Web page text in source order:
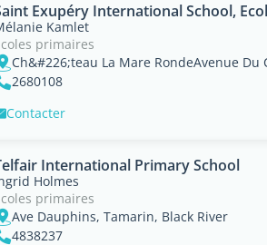
Exupéry International School,
Kamlet
primaires
2680108
Contacter
International Primary School
Holmes
primaires
Ave Dauphins, Tamarin, Black River
4838237